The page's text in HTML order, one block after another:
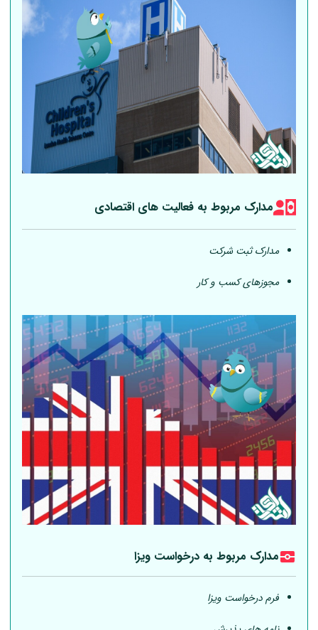
مدارک مربوط به فعالیت های اقتصادی
مدارک ثبت شرکت
مجوزهای کسب و کار
مدارک مربوط به درخواست ویزا
فرم درخواست ویزا